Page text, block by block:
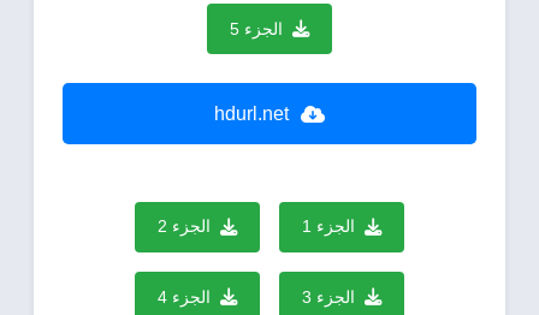
الجزء 5
hdurl.net
الجزء 1 الجزء 2
الجزء 3 الجزء 4